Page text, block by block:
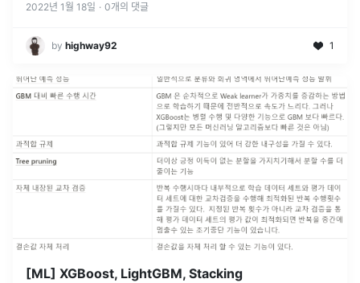
2022년 1월 18일 · 0개의 댓글
by highway92 1
[ML] XGBoost, LightGBM, Stacking